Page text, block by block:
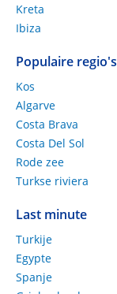
Kreta
Ibiza
Populaire regio's
Kos
Algarve
Costa Brava
Costa Del Sol
Rode zee
Turkse riviera
Last minute
Turkije
Egypte
Spanje